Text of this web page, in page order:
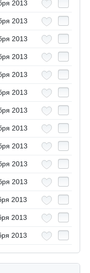
2013
2013
2013
2013
2013
2013
2013
2013
2013
2013
2013
2013
2013
2013